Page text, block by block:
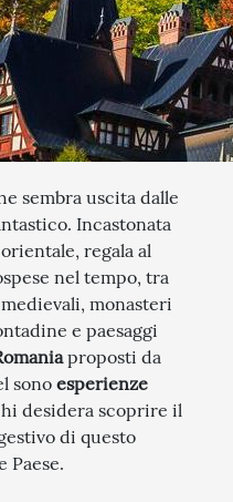
sembra uscita dalle
Incastonata
regala al
nel tempo, tra
monasteri
e paesaggi
proposti da
sono esperienze
desidera scoprire il
di questo
Paese.
ESCURSIONI
SPIRITO
VIAGGIO